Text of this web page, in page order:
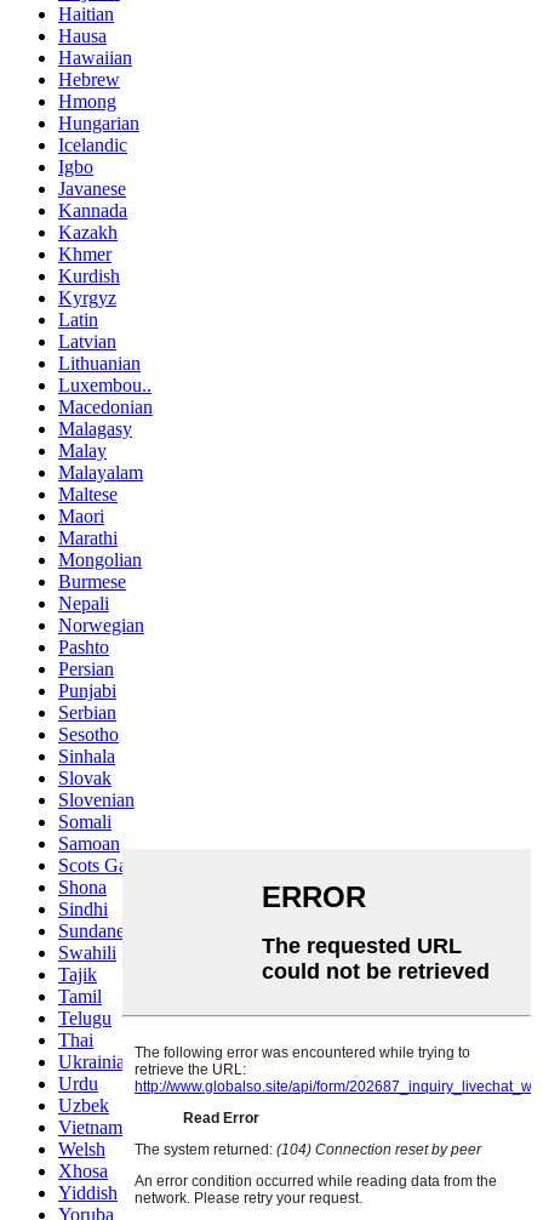
Haitian
Hausa
Hawaiian
Hebrew
Hmong
Hungarian
Icelandic
Igbo
Javanese
Kannada
Kazakh
Khmer
Kurdish
Kyrgyz
Latin
Latvian
Lithuanian
Luxembou..
Macedonian
Malagasy
Malay
Malayalam
Maltese
Maori
Marathi
Mongolian
Burmese
Nepali
Norwegian
Pashto
Persian
Punjabi
Serbian
Sesotho
Sinhala
Slovak
Slovenian
Somali
Samoan
Scots Gaelic
Shona
Sindhi
Sundanese
Swahili
Tajik
Tamil
Telugu
Thai
Ukrainian
Urdu
Uzbek
Vietnamese
Welsh
Xhosa
Yiddish
Yoruba